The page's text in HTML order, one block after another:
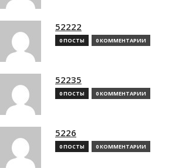
52222
0 ПОСТЫ 0 КОММЕНТАРИИ
52235
0 ПОСТЫ 0 КОММЕНТАРИИ
5226
0 ПОСТЫ 0 КОММЕНТАРИИ